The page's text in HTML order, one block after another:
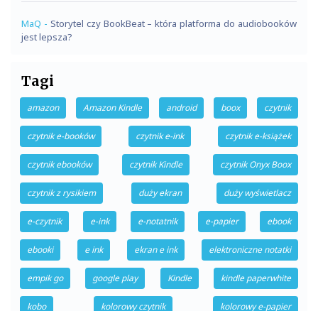
MaQ - Storytel czy BookBeat – która platforma do audiobooków
jest lepsza?
Tagi
amazon Amazon Kindle android boox czytnik
czytnik e-booków czytnik e-ink czytnik e-książek
czytnik ebooków czytnik Kindle czytnik Onyx Boox
czytnik z rysikiem duży ekran duży wyświetlacz
e-czytnik e-ink e-notatnik e-papier ebook
ebooki e ink ekran e ink elektroniczne notatki
empik go google play Kindle kindle paperwhite
kobo kolorowy czytnik kolorowy e-papier